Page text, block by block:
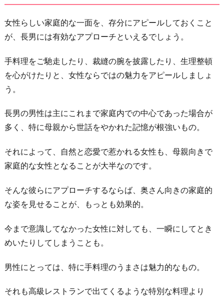
女性らしい家庭的な一面を、存分にアピールしておくこと
が、長男には有効なアプローチといえるでしょう。
手料理をご馳走したり、裁縫の腕を披露したり、生理整頓
を心がけたりと、女性ならではの魅力をアピールしましょ
う。
長男の男性は主にこれまで家庭内での中心であった場合が
多く、特に母親から世話をやかれた記憶が根強いもの。
それによって、自然と恋愛で惹かれる女性も、母親向きで
家庭的な女性となることが大半なのです。
そんな彼らにアプローチするならば、奥さん向きの家庭的
な姿を見せることが、もっとも効果的。
今まで意識してなかった女性に対しても、一瞬にしてとき
めいたりしてしまうことも。
男性にとっては、特に手料理のうまさは魅力的なもの。
それも高級レストランで出てくるような特別な料理より